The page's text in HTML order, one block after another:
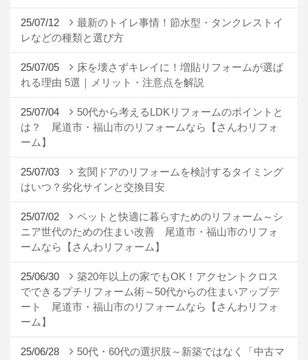
25/07/12
最新のトイレ事情！節水型・タンクレストイ
レなどの種類と選び方
25/07/05
床を壊さずキレイに！増貼リフォームが選ば
れる理由 5選｜メリット・注意点を解説
25/07/04
50代から考えるLDKリフォームのポイントと
は？ 尾道市・福山市のリフォームなら【さんわリフォ
ーム】
25/07/03
玄関ドアのリフォームを検討するタイミング
はいつ？劣化サインと交換目安
25/07/02
ペットと快適に暮らすためのリフォーム～シ
ニア世代のための住まい改善 尾道市・福山市のリフォ
ームなら【さんわリフォーム】
25/06/30
築20年以上の家でもOK！アクセントクロス
でできるプチリフォーム術～50代からの住まいアップデ
ート 尾道市・福山市のリフォームなら【さんわリフォ
ーム】
25/06/28
50代・60代の選択肢～新築ではなく「中古マ